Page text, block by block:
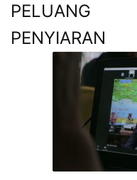
PELUANG
PENYIARAN